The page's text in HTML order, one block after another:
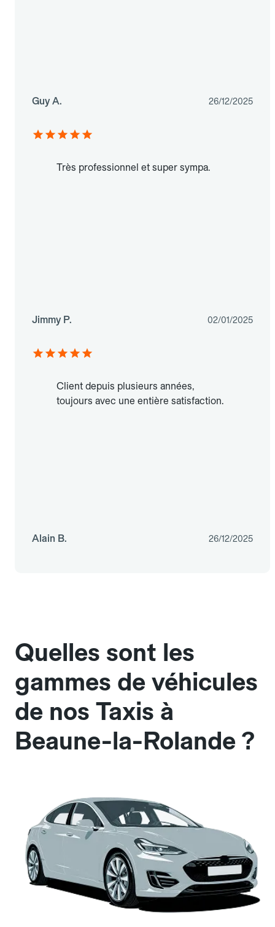
Guy A. 26/12/2025
Très professionnel et super sympa.
Jimmy P. 02/01/2025
Client depuis plusieurs années,
toujours avec une entière satisfaction.
Alain B. 26/12/2025
Quelles sont les
gammes de véhicules
de nos Taxis à
Beaune-la-Rolande ?